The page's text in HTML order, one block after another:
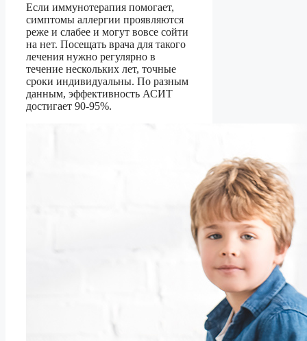
Если иммунотерапия помогает,
симптомы аллергии проявляются
реже и слабее и могут вовсе сойти
на нет. Посещать врача для такого
лечения нужно регулярно в
течение нескольких лет, точные
сроки индивидуальны. По разным
данным, эффективность АСИТ
достигает 90-95%.